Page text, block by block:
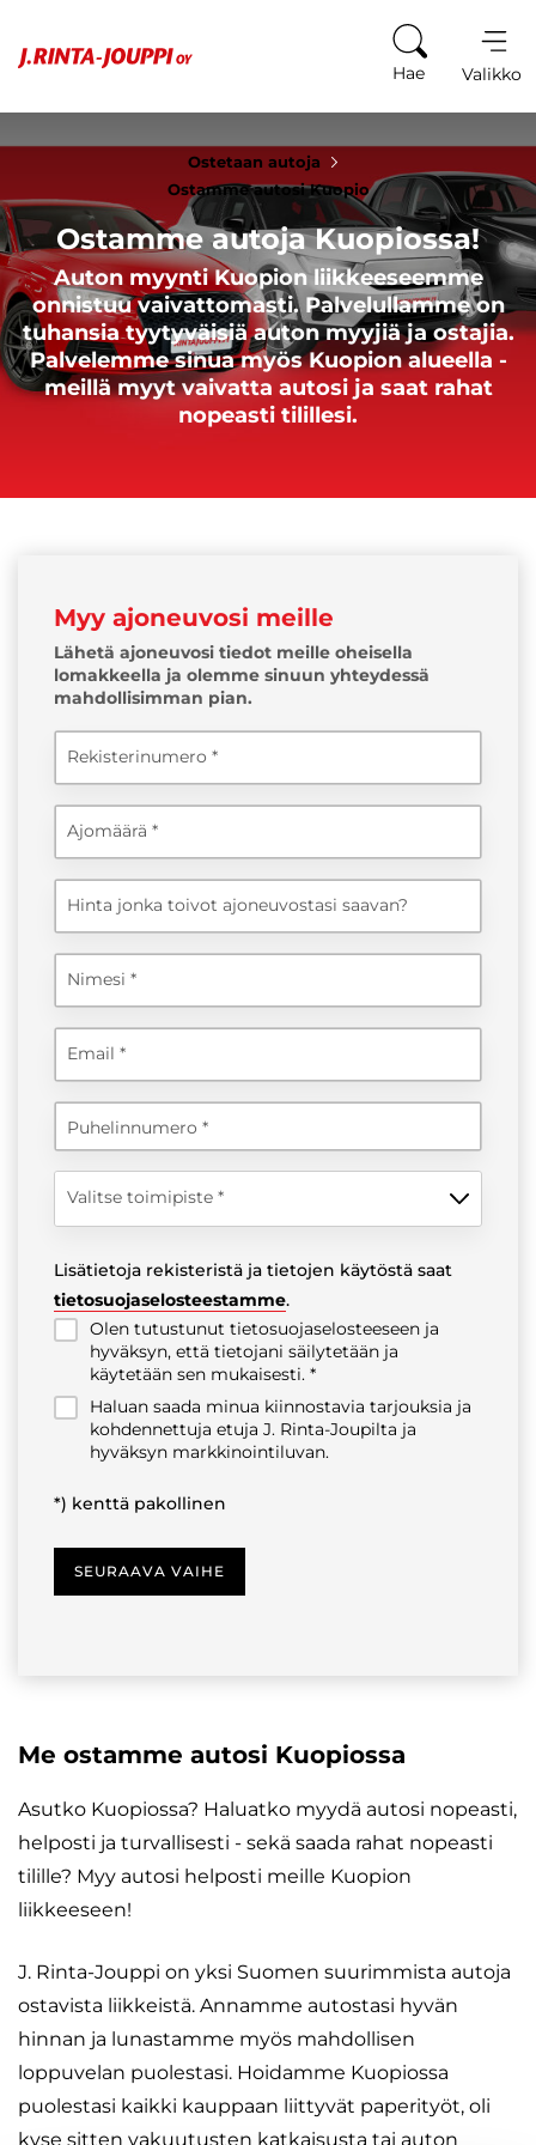
Hae Valikko
Ostetaan autoja
Ostamme autosi Kuopio
Ostamme autoja Kuopiossa!
Auton myynti Kuopion liikkeeseemme
onnistuu vaivattomasti. Palvelullamme on
tuhansia tyytyväisiä auton myyjiä ja ostajia.
Palvelemme sinua myös Kuopion alueella -
meillä myyt vaivatta autosi ja saat rahat
nopeasti tilillesi.
Myy ajoneuvosi meille
Lähetä ajoneuvosi tiedot meille oheisella
lomakkeella ja olemme sinuun yhteydessä
mahdollisimman pian.
Rekisterinumero
Ajomäärä
Hinta jonka toivot ajoneuvostasi saavan?
Nimesi
Email
Puhelinnumero
Valitse toimipiste
Lisätietoja rekisteristä ja tietojen käytöstä saat
tietosuojaselosteestamme.
Olen tutustunut tietosuojaselosteeseen ja
hyväksyn, että tietojani säilytetään ja
käytetään sen mukaisesti.
Haluan saada minua kiinnostavia tarjouksia ja
kohdennettuja etuja J. Rinta-Joupilta ja
hyväksyn markkinointiluvan.
*) kenttä pakollinen
SEURAAVA VAIHE
Me ostamme autosi Kuopiossa
Asutko Kuopiossa? Haluatko myydä autosi nopeasti,
helposti ja turvallisesti - sekä saada rahat nopeasti
tilille? Myy autosi helposti meille Kuopion
liikkeeseen!
J. Rinta-Jouppi on yksi Suomen suurimmista autoja
ostavista liikkeistä. Annamme autostasi hyvän
hinnan ja lunastamme myös mahdollisen
loppuvelan puolestasi. Hoidamme Kuopiossa
puolestasi kaikki kauppaan liittyvät paperityöt, oli
kyse sitten vakuutusten katkaisusta tai auton